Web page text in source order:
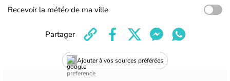
Recevoir la météo de ma ville
Ajouter à vos sources préférées
Partager